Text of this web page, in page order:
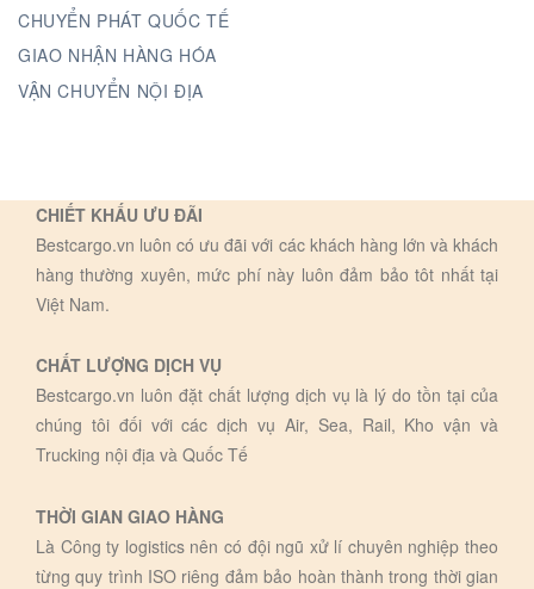
CHUYỂN PHÁT QUỐC TẾ
GIAO NHẬN HÀNG HÓA
VẬN CHUYỂN NỘI ĐỊA
CHIẾT KHẤU ƯU ĐÃI
Bestcargo.vn luôn có ưu đãi với các khách hàng lớn và khách
hàng thường xuyên, mức phí này luôn đảm bảo tôt nhất tại
Việt Nam.
CHẤT LƯỢNG DỊCH VỤ
Bestcargo.vn luôn đặt chất lượng dịch vụ là lý do tồn tại của
chúng tôi đối với các dịch vụ Air, Sea, Rail, Kho vận và
Trucking nội địa và Quốc Tế
THỜI GIAN GIAO HÀNG
Là Công ty logistics nên có đội ngũ xử lí chuyên nghiệp theo
từng quy trình ISO riêng đảm bảo hoàn thành trong thời gian